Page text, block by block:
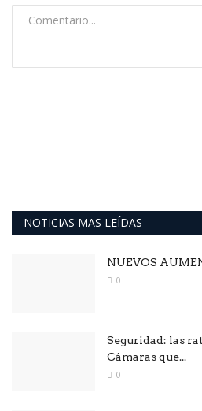
NOTICIAS MAS LEÍDAS
NUEVOS
0
Seguridad: las
Cámaras que...
0